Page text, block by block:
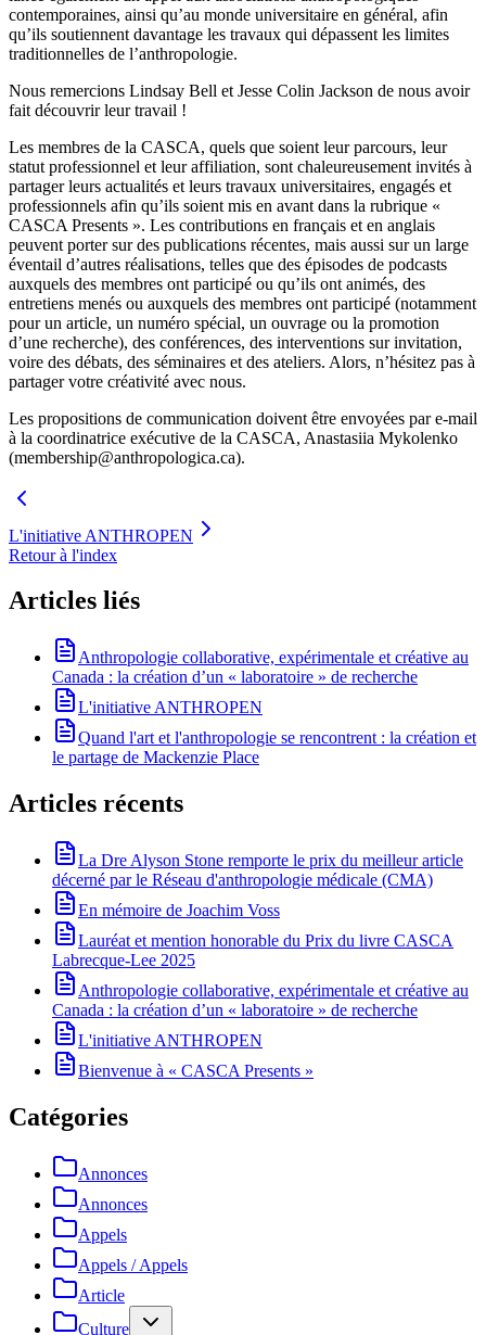
contemporaines, ainsi qu’au monde universitaire en général, afin
qu’ils soutiennent davantage les travaux qui dépassent les limites
traditionnelles de l’anthropologie.
Nous remercions Lindsay Bell et Jesse Colin Jackson de nous avoir
fait découvrir leur travail !
Les membres de la CASCA, quels que soient leur parcours, leur
statut professionnel et leur affiliation, sont chaleureusement invités à
partager leurs actualités et leurs travaux universitaires, engagés et
professionnels afin qu’ils soient mis en avant dans la rubrique «
CASCA Presents ». Les contributions en français et en anglais
peuvent porter sur des publications récentes, mais aussi sur un large
éventail d’autres réalisations, telles que des épisodes de podcasts
auxquels des membres ont participé ou qu’ils ont animés, des
entretiens menés ou auxquels des membres ont participé (notamment
pour un article, un numéro spécial, un ouvrage ou la promotion
d’une recherche), des conférences, des interventions sur invitation,
voire des débats, des séminaires et des ateliers. Alors, n’hésitez pas à
partager votre créativité avec nous.
Les propositions de communication doivent être envoyées par e-mail
à la coordinatrice exécutive de la CASCA, Anastasiia Mykolenko
(membership@anthropologica.ca).
L'initiative ANTHROPEN
Retour à l'index
Articles liés
Anthropologie collaborative, expérimentale et créative au
Canada : la création d’un « laboratoire » de recherche
L'initiative ANTHROPEN
Quand l'art et l'anthropologie se rencontrent : la création et
le partage de Mackenzie Place
Articles récents
La Dre Alyson Stone remporte le prix du meilleur article
décerné par le Réseau d'anthropologie médicale (CMA)
En mémoire de Joachim Voss
Lauréat et mention honorable du Prix du livre CASCA
Labrecque-Lee 2025
Anthropologie collaborative, expérimentale et créative au
Canada : la création d’un « laboratoire » de recherche
L'initiative ANTHROPEN
Bienvenue à « CASCA Presents »
Catégories
Annonces
Annonces
Appels
Appels / Appels
Article
Culture